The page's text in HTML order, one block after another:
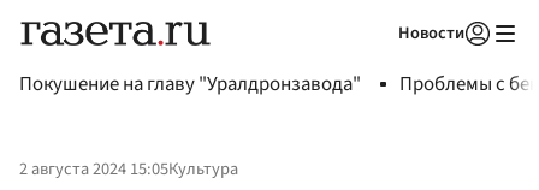
Новости
Покушение на главу "Уралдронзавода" Проблемы с
2 августа 2024 15:05Культура